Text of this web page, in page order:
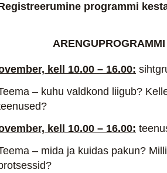
programmi
kell 10.00 – 16.00:
– kuhu valdkond liigub?
kell 10.00 – 16.00:
– mida ja kuidas pakun?